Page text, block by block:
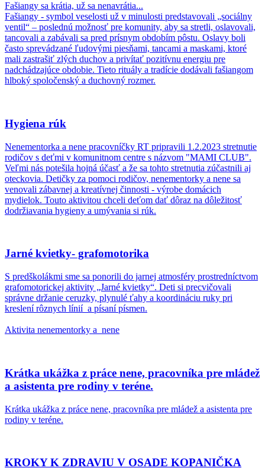
Fašiangy sa krátia, už sa nenavrátia...
Fašiangy - symbol veselosti už v minulosti predstavovali „sociálny
ventil“ – poslednú možnosť pre komunity, aby sa stretli, oslavovali,
tancovali a zabávali sa pred prísnym obdobím pôstu. Oslavy boli
často sprevádzané ľudovými piesňami, tancami a maskami, ktoré
mali zastrašiť zlých duchov a privítať pozitívnu energiu pre
nadchádzajúce obdobie. Tieto rituály a tradície dodávali fašiangom
hlboký spoločenský a duchovný rozmer.
Hygiena rúk
Nenementorka a nene pracovníčky RT pripravili 1.2.2023 stretnutie
rodičov s deťmi v komunitnom centre s názvom "MAMI CLUB".
Veľmi nás potešila hojná účasť a že sa tohto stretnutia zúčastnili aj
oteckovia. Detičky za pomoci rodičov, nenementorky a nene sa
venovali zábavnej a kreatívnej činnosti - výrobe domácich
mydielok. Touto aktivitou chceli deťom dať dôraz na dôležitosť
dodržiavania hygieny a umývania si rúk.
Jarné kvietky- grafomotorika
S predškolákmi sme sa ponorili do jarnej atmosféry prostredníctvom
grafomotorickej aktivity „Jarné kvietky“. Deti si precvičovali
správne držanie ceruzky, plynulé ťahy a koordináciu ruky pri
kreslení rôznych línií a písaní písmen.
Aktivita nenementorky a nene
Krátka ukážka z práce nene, pracovníka pre mládež
a asistenta pre rodiny v teréne.
Krátka ukážka z práce nene, pracovníka pre mládež a asistenta pre
rodiny v teréne.
KROKY K ZDRAVIU V OSADE KOPANIČKA